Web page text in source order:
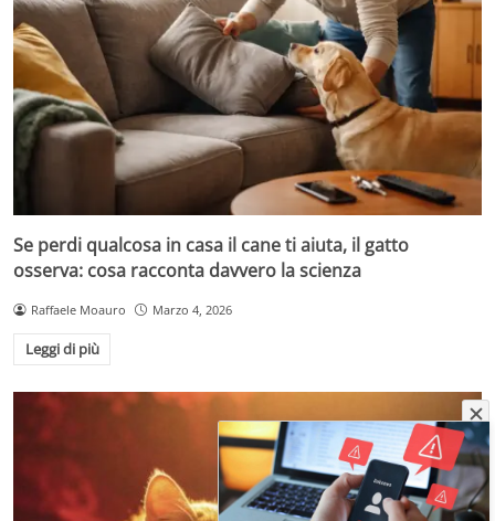
Se perdi qualcosa in casa il cane ti aiuta, il gatto
osserva: cosa racconta davvero la scienza
Raffaele Moauro Marzo 4, 2026
Leggi di più